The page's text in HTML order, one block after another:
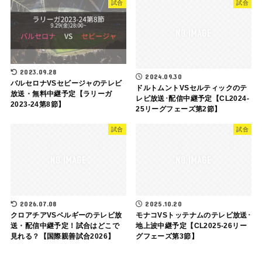
試合
2023.09.28
バルセロナVSセビージャのテレビ
放送・無料中継予定【ラリーガ
2023-24第8節】
試合
2024.09.30
ドルトムントVSセルティックのテ
レビ放送･配信中継予定【CL2024-
25リーグフェーズ第2節】
試合
2026.07.08
クロアチアVSベルギーのテレビ放
送・配信中継予定！試合はどこで
見れる？【国際親善試合2026】
試合
2025.10.20
モナコVSトッテナムのテレビ放送･
地上波中継予定【CL2025-26リー
グフェーズ第3節】